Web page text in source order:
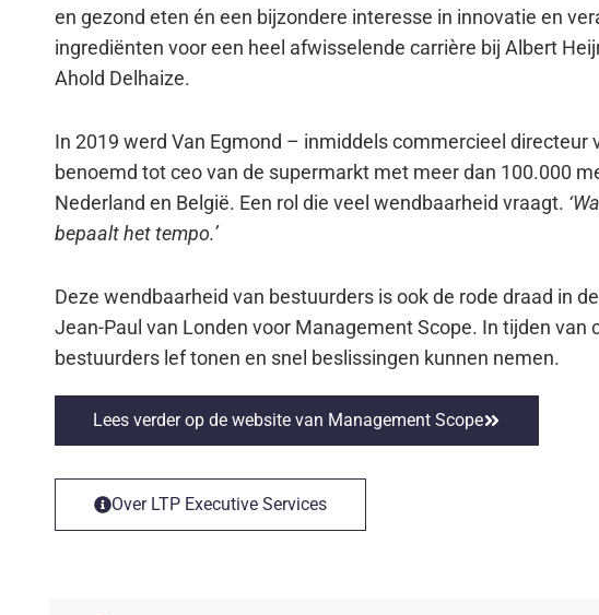
en gezond eten én een bijzondere interesse in innovatie en
ingrediënten voor een heel afwisselende carrière bij Albert
Ahold Delhaize.
In 2019 werd Van Egmond – inmiddels commercieel directeur
benoemd tot ceo van de supermarkt met meer dan 100.000
Nederland en België. Een rol die veel wendbaarheid vraagt.
bepaalt het tempo.’
Deze wendbaarheid van bestuurders is ook de rode draad in
Jean-Paul van Londen voor Management Scope. In tijden van
bestuurders lef tonen en snel beslissingen kunnen nemen.
Lees verder op de website van Management Scope
Over LTP Executive Services